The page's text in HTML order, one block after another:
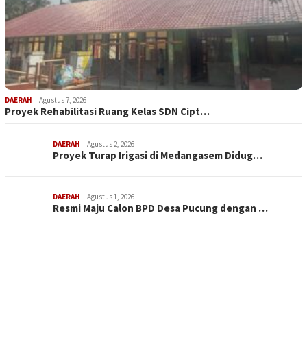
DAERAH Agustus 7, 2026
Proyek Rehabilitasi Ruang Kelas SDN Cipt…
DAERAH Agustus 2, 2026
Proyek Turap Irigasi di Medangasem Didug…
DAERAH Agustus 1, 2026
Resmi Maju Calon BPD Desa Pucung dengan …